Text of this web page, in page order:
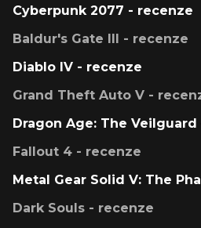
Cyberpunk 2077 - recenze
Baldur's Gate III - recenze
Diablo IV - recenze
Grand Theft Auto V -
Dragon Age: The
Fallout 4 - recenze
Metal Gear Solid V: The
Dark Souls - recenze